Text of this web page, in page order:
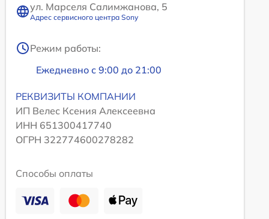
ул. Марселя Салимжанова, 5
Адрес сервисного центра Sony
Режим работы:
Ежедневно с 9:00 до 21:00
РЕКВИЗИТЫ КОМПАНИИ
ИП Велес Ксения Алексеевна
ИНН 651300417740
ОГРН 322774600278282
Способы оплаты